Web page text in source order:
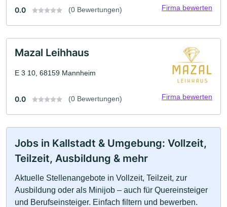
0.0 (0 Bewertungen) Firma bewerten
Mazal Leihhaus
E 3 10, 68159 Mannheim
0.0 (0 Bewertungen) Firma bewerten
Jobs in Kallstadt & Umgebung: Vollzeit,
Teilzeit, Ausbildung & mehr
Aktuelle Stellenangebote in Vollzeit, Teilzeit, zur
Ausbildung oder als Minijob – auch für Quereinsteiger
und Berufseinsteiger. Einfach filtern und bewerben.